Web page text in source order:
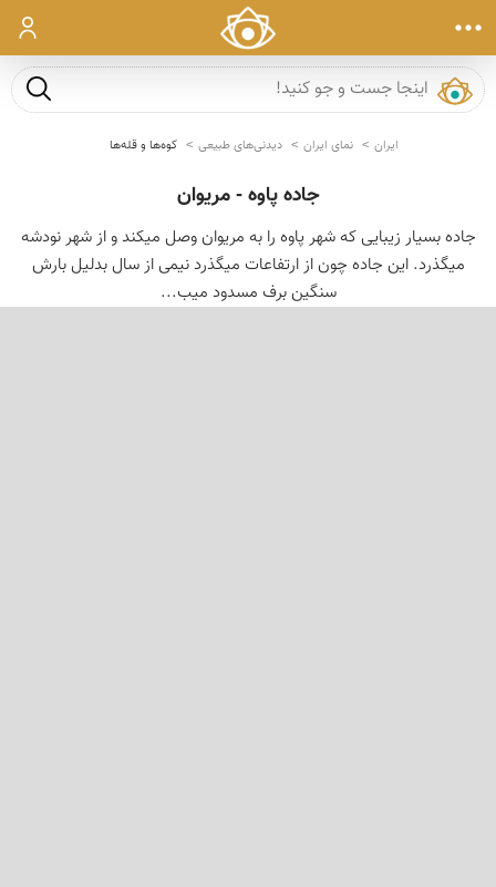
ورود
جست و
ایران نمای ایران دیدنی‌های طبیعی کوه‌ها و قله‌ها
جاده پاوه - مریوان
جاده بسیار زیبایی که شهر پاوه را به مریوان وصل میکند و از شهر نودشه
میگذرد. این جاده چون از ارتفاعات میگذرد نیمی از سال بدلیل بارش
سنگین برف مسدود میب...